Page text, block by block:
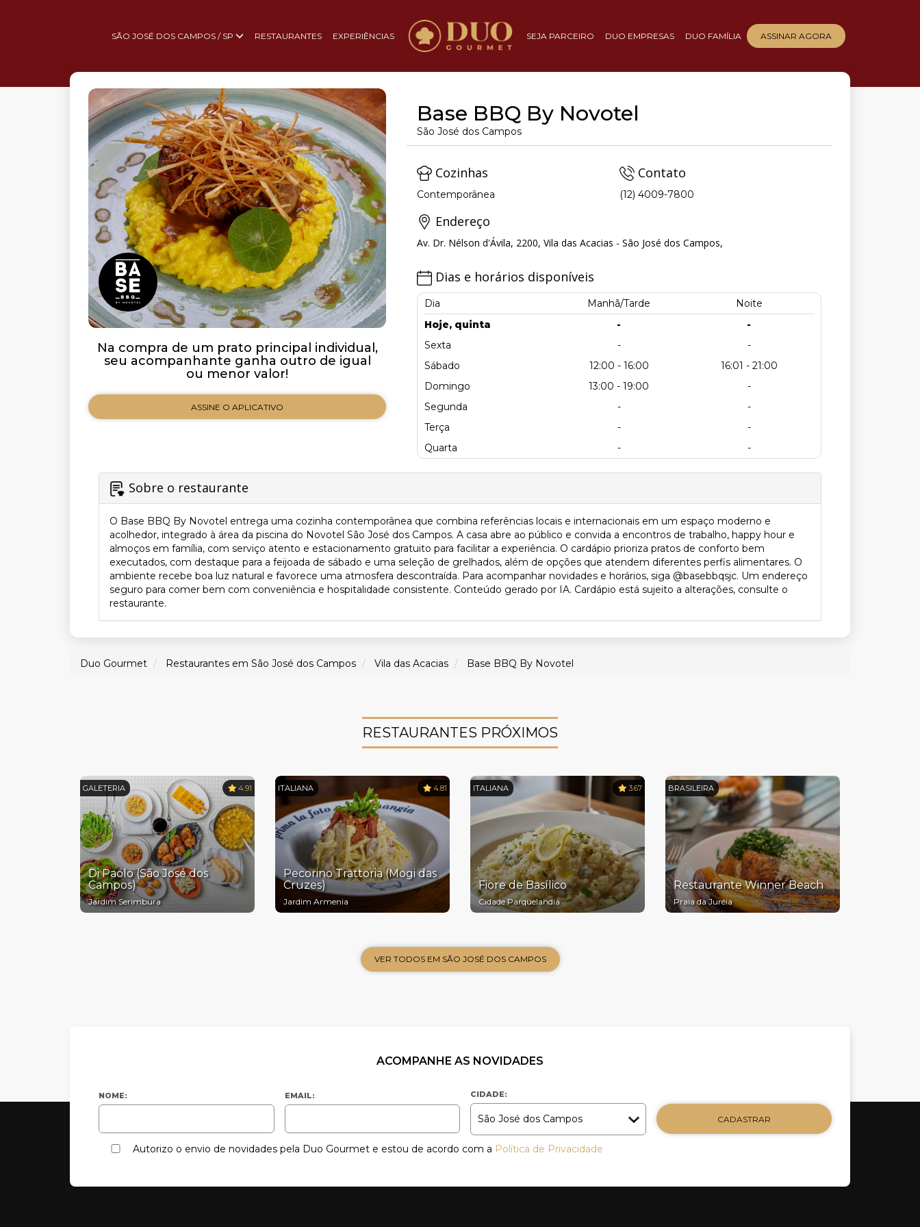
SÃO JOSÉ DOS CAMPOS / SP RESTAURANTES EXPERIÊNCIAS SEJA PARCEIRO DUO EMPRESAS DUO FAMÍLIA ASSINAR AGORA
Na compra de um prato principal individual,
seu acompanhante ganha outro de igual
ou menor valor!
ASSINE O APLICATIVO
Base BBQ By Novotel
São José dos Campos
Cozinhas
Contemporânea
Contato
(12) 4009-7800
Endereço
Av. Dr. Nélson d'Ávila, 2200, Vila das Acacias - São José dos Campos,
Dias e horários disponíveis
Dia Manhã/Tarde
Noite
Hoje, quinta
-
-
Sexta
-
-
Sábado
12:00 - 16:00
16:01 - 21:00
Domingo
13:00 - 19:00
-
Segunda
-
-
Terça
-
-
Quarta
- -
Sobre o restaurante
O Base BBQ By Novotel entrega uma cozinha contemporânea que combina referências locais e internacionais em um espaço moderno e
acolhedor, integrado à área da piscina do Novotel São José dos Campos. A casa abre ao público e convida a encontros de trabalho, happy hour e
almoços em família, com serviço atento e estacionamento gratuito para facilitar a experiência. O cardápio prioriza pratos de conforto bem
executados, com destaque para a feijoada de sábado e uma seleção de grelhados, além de opções que atendem diferentes perfis alimentares. O
ambiente recebe boa luz natural e favorece uma atmosfera descontraída. Para acompanhar novidades e horários, siga @basebbqsjc. Um endereço
seguro para comer bem com conveniência e hospitalidade consistente. Conteúdo gerado por IA. Cardápio está sujeito a alterações, consulte o
restaurante.
Duo Gourmet Restaurantes em São José dos Campos Vila das Acacias Base BBQ By Novotel
RESTAURANTES PRÓXIMOS
GALETERIA 4.91
Di Paolo (São José dos
Campos)
Jardim Serimbura
ITALIANA 4.81
Pecorino Trattoria (Mogi das
Cruzes)
Jardim Armenia
ITALIANA 3.67
Fiore de Basílico
Cidade Parquelandia
BRASILEIRA
Restaurante Winner Beach
Praia da Juréia
VER TODOS EM SÃO JOSÉ DOS CAMPOS
ACOMPANHE AS NOVIDADES
NOME: EMAIL: CIDADE:
CADASTRAR
Autorizo o envio de novidades pela Duo Gourmet e estou de acordo com a Política de Privacidade